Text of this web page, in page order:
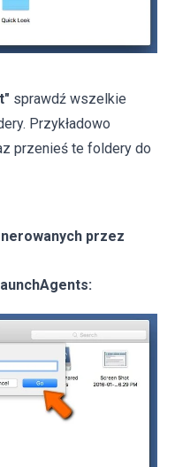
sprawdź wszelkie
Przykładowo
przenieś te foldery do
przez